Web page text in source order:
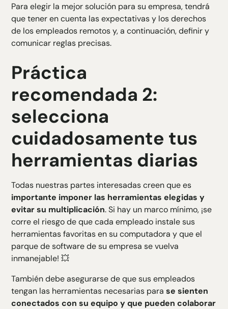
Para elegir la mejor solución para su empresa, tendrá
que tener en cuenta las expectativas y los derechos
de los empleados remotos y, a continuación, definir y
comunicar reglas precisas.
Práctica
recomendada 2:
selecciona
cuidadosamente tus
herramientas diarias
Todas nuestras partes interesadas creen que es
importante imponer las herramientas elegidas y
evitar su multiplicación. Si hay un marco mínimo, ¡se
corre el riesgo de que cada empleado instale sus
herramientas favoritas en su computadora y que el
parque de software de su empresa se vuelva
inmanejable! 💥
También debe asegurarse de que sus empleados
tengan las herramientas necesarias parase sienten
conectados con su equipo y que pueden colaborar